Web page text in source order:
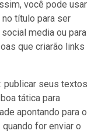
você pode usar
título para ser
media ou para
que criarão links
: publicar seus textos
tática para
apontando para o
for enviar o